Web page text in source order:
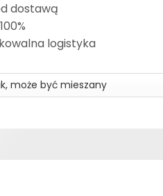
dostawą
logistyka
35000 Disposable Vape